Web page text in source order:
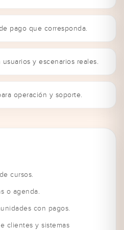
pago que corresponda.
y escenarios reales.
operación y soporte.
cursos.
o agenda.
con pagos.
clientes y sistemas